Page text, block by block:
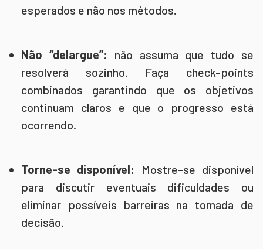
esperados e não nos métodos.
Não “delargue”: não assuma que tudo se
resolverá sozinho. Faça check-points
combinados garantindo que os objetivos
continuam claros e que o progresso está
ocorrendo.
Torne-se disponível: Mostre-se disponível
para discutir eventuais dificuldades ou
eliminar possíveis barreiras na tomada de
decisão.